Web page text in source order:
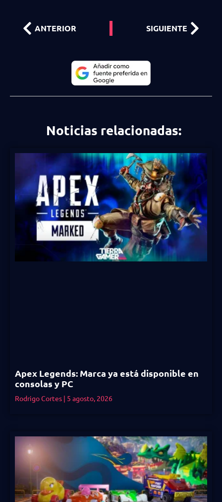
ANTERIOR SIGUIENTE
Noticias relacionadas:
Apex Legends: Marca ya está disponible en
consolas y PC
Rodrigo Cortes 5 agosto, 2026